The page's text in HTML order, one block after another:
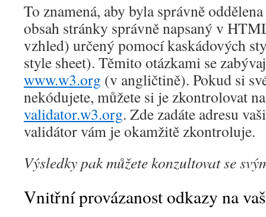
To znamená, aby byla správně
obsah stránky správně napsaný v
vzhled) určený pomocí kaskádových
style sheet). Těmito otázkami se
www.w3.org (v angličtině). Pokud si
nekódujete, můžete si je zkontrolovat
validator.w3.org. Zde zadáte adresu
validátor vám je okamžitě zkontroluje.
Výsledky pak můžete konzultovat se
Vnitřní provázanost odkazy na